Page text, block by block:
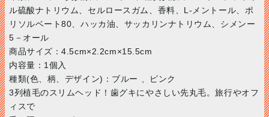
ル硫酸ナトリウム、セルロースガム、香料、L-メントール、ポ
リソルベート80、ハッカ油、サッカリンナトリウム、シメンー
5－オール
商品サイズ：4.5cm×2.2cm×15.5cm
内容量：1個入
種類(色、柄、デザイン)：ブルー 、ピンク
3列植毛のスリムヘッド！歯グキにやさしい先丸毛。旅行やオフ
ィスで